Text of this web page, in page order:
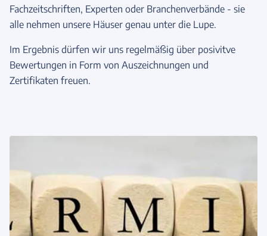
Fachzeitschriften, Experten oder Branchenverbände - sie
alle nehmen unsere Häuser genau unter die Lupe.
Im Ergebnis dürfen wir uns regelmäßig über posivitve
Bewertungen in Form von Auszeichnungen und
Zertifikaten freuen.